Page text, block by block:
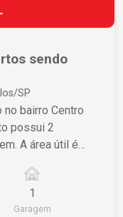
sendo
SP
no bairro Centro
útil é
para
1
Garagem